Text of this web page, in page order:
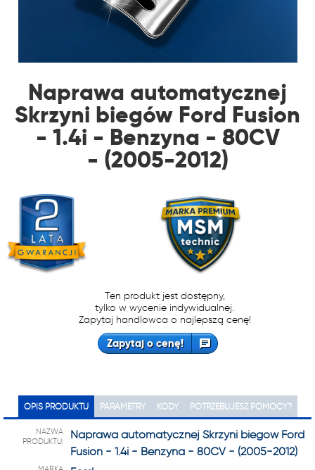
Naprawa automatycznej
Skrzyni biegów Ford Fusion
- 1.4i - Benzyna - 80CV
- (2005-2012)
Ten produkt jest dostępny,
tylko w wycenie indywidualnej.
Zapytaj handlowca o najlepszą cenę!
Zapytaj o cenę!
OPIS PRODUKTU PARAMETRY KODY POTRZEBUJESZ POMOCY?
NAZWA
PRODUKTU:
Naprawa automatycznej Skrzyni biegów Ford
Fusion - 1.4i - Benzyna - 80CV - (2005-2012)